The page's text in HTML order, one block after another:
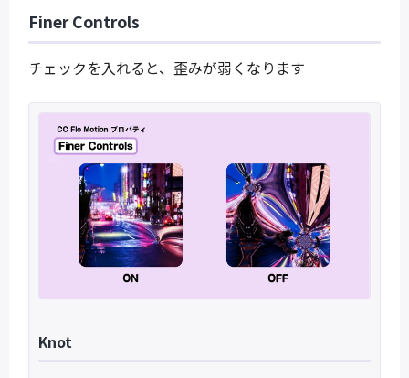
Finer Controls
チェックを入れると、歪みが弱くなります
Knot